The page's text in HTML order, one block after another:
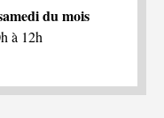
du mois
à 12h